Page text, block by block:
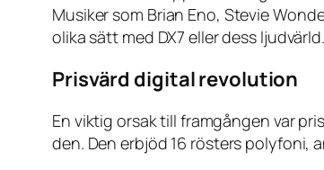
Musiker som Brian Eno, Stevie
olika sätt med DX7 eller dess ljudvärld.
Prisvärd digital revolution
En viktig orsak till framgången var
den. Den erbjöd 16 rösters polyfoni,